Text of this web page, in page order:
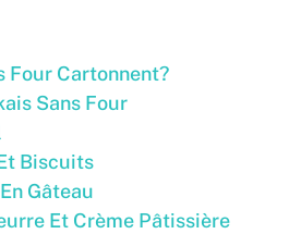
Four Cartonnent?
Sans Four
Biscuits
Gâteau
Et Crème Pâtissière